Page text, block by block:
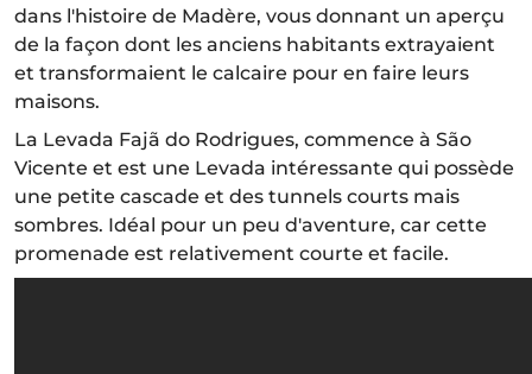
dans l'histoire de Madère, vous donnant un aperçu
de la façon dont les anciens habitants extrayaient
et transformaient le calcaire pour en faire leurs
maisons.
La Levada Fajã do Rodrigues, commence à São
Vicente et est une Levada intéressante qui possède
une petite cascade et des tunnels courts mais
sombres. Idéal pour un peu d'aventure, car cette
promenade est relativement courte et facile.